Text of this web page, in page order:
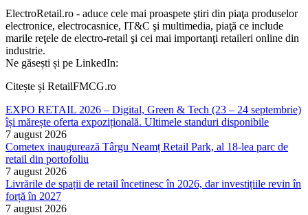
ElectroRetail.ro - aduce cele mai proaspete ştiri din piaţa produselor
electronice, electrocasnice, IT&C şi multimedia, piaţă ce include
marile reţele de electro-retail şi cei mai importanţi retaileri online din
industrie.
Ne găsești și pe LinkedIn:
Citește și RetailFMCG.ro
EXPO RETAIL 2026 – Digital, Green & Tech (23 – 24 septembrie)
își mărește oferta expozițională. Ultimele standuri disponibile
7 august 2026
Cometex inaugurează Târgu Neamț Retail Park, al 18-lea parc de
retail din portofoliu
7 august 2026
Livrările de spații de retail încetinesc în 2026, dar investițiile revin în
forță în 2027
7 august 2026